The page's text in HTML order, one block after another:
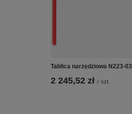
Tablica narzędziowa N223-03
2 245,52 zł / szt.